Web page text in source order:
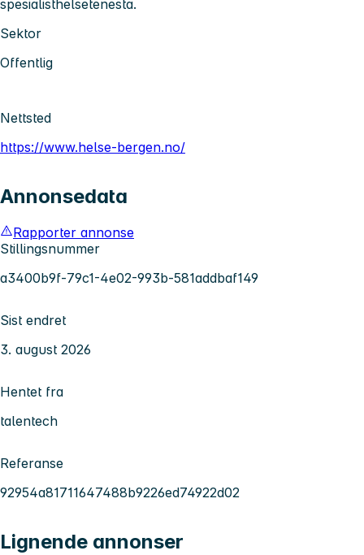
spesialisthelsetenesta.
Sektor
Offentlig
Nettsted
https://www.helse-bergen.no/
Annonsedata
Rapporter annonse
Stillingsnummer
a3400b9f-79c1-4e02-993b-581addbaf149
Sist endret
3. august 2026
Hentet fra
talentech
Referanse
92954a81711647488b9226ed74922d02
Lignende annonser